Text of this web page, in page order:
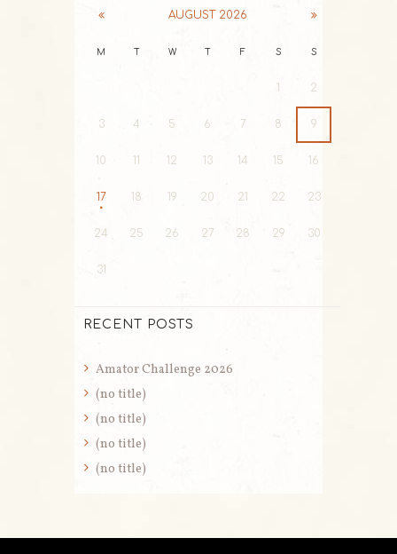
AUGUST 2026
M T W T F S S
2
3 4 5 6 7 8 9
10 11 12 13 14 15 16
17 18 19 20 21 22 23
24 25 26 27 28 29 30
31
RECENT POSTS
Amator Challenge 2026
(no title)
(no title)
(no title)
(no title)